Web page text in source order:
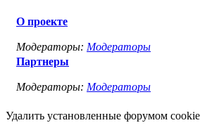
О проекте
Модераторы: Модераторы
Партнеры
Модераторы: Модераторы
Удалить установленные форумом